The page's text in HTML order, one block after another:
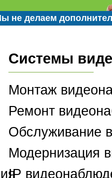
не делаем
Системы
Монтаж
Ремонт
Обслуживание
Модернизация
IP